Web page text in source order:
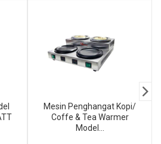
Mesin Penghangat Kopi/
Coffe & Tea Warmer
Model...